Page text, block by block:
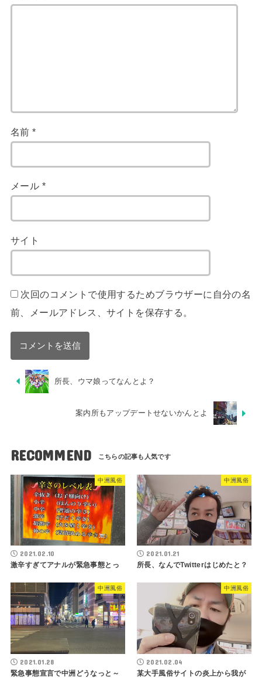
名前*
メール *
サイト
次回のコメントで使用するためブラウザーに自分の名
前、メールアドレス、サイトを保存する。
所長、ウマ娘ってなんとよ？
案内所もアップデートせないかんとよ
RECOMMEND
中洲風俗
2021.02.10
激辛すぎてアナルが緊急事態とっ
中洲風俗
2021.01.21
所長、なんでTwitterはじめたと？
中洲風俗
2021.01.28
緊急事態宣言で中洲どうなっと～
中洲風俗
2021.02.04
某大手風俗サイトの炎上から我が